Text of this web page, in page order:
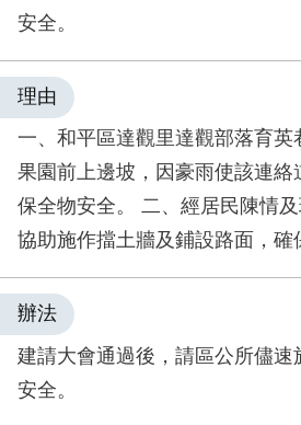
安全。
理由
一、和平區達觀里達觀部落育
果園前上邊坡，因豪雨使該連
保全物安全。 二、經居民陳情
協助施作擋土牆及鋪設路面，確
辦法
建請大會通過後，請區公所儘
安全。